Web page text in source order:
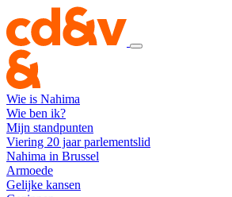
Wie is Nahima
Wie ben ik?
Mijn standpunten
Viering 20 jaar parlementslid
Nahima in Brussel
Armoede
Gelijke kansen